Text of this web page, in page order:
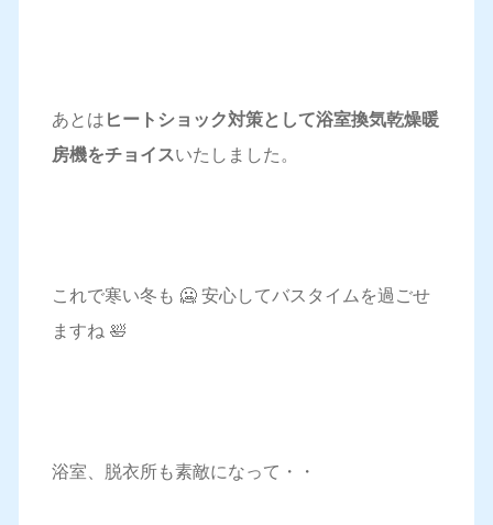
あとは ヒートショック対策として浴室換気乾燥暖
房機をチョイスいたしました。
これで寒い冬も 🥶 安心してバスタイムを過ごせ
ますね 🛀
浴室、脱衣所も素敵になって・・